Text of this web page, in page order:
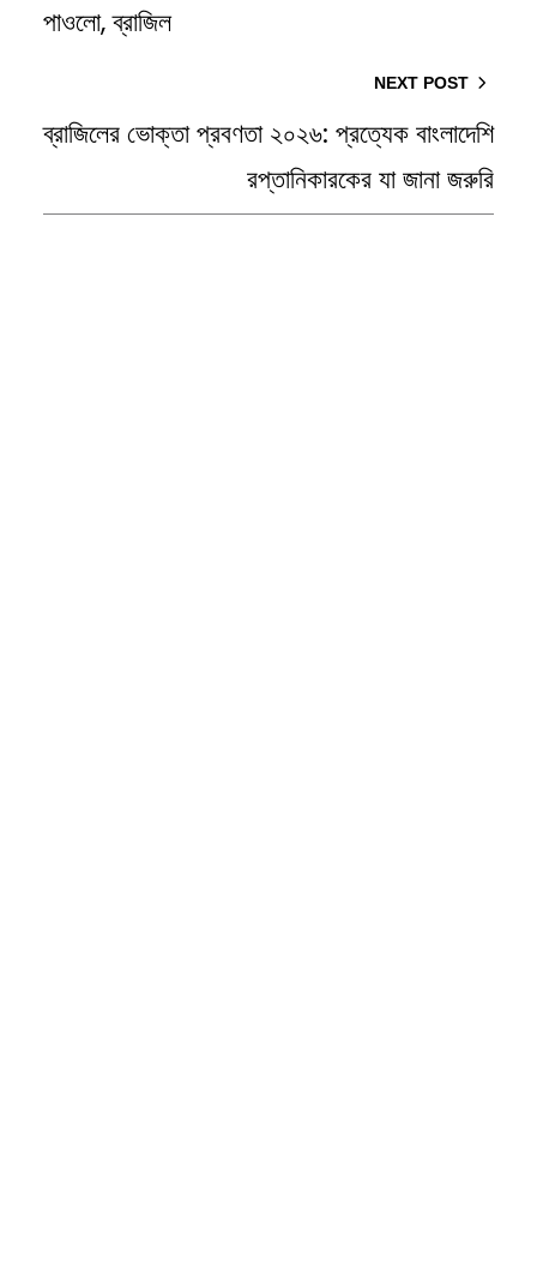
পাওলো, ব্রাজিল
NEXT POST
ব্রাজিলের ভোক্তা প্রবণতা ২০২৬: প্রত্যেক বাংলাদেশি
রপ্তানিকারকের যা জানা জরুরি